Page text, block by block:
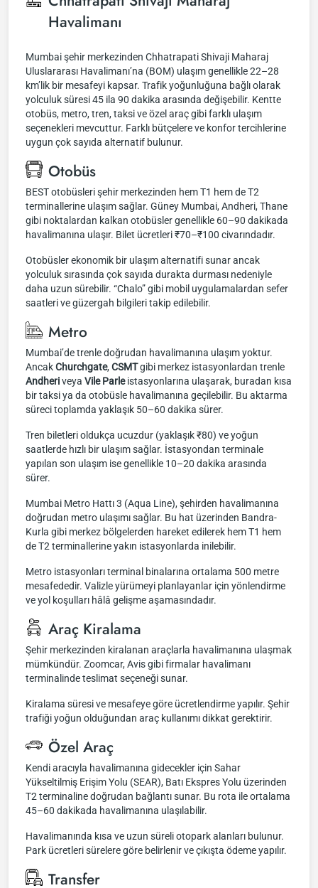
Havalimanı
Mumbai şehir merkezinden Chhatrapati Shivaji Maharaj
Uluslararası Havalimanı’na (BOM) ulaşım genellikle 22–28
km’lik bir mesafeyi kapsar. Trafik yoğunluğuna bağlı olarak
yolculuk süresi 45 ila 90 dakika arasında değişebilir. Kentte
otobüs, metro, tren, taksi ve özel araç gibi farklı ulaşım
seçenekleri mevcuttur. Farklı bütçelere ve konfor tercihlerine
uygun çok sayıda alternatif bulunur.
Otobüs
BEST otobüsleri şehir merkezinden hem T1 hem de T2
terminallerine ulaşım sağlar. Güney Mumbai, Andheri, Thane
gibi noktalardan kalkan otobüsler genellikle 60–90 dakikada
havalimanına ulaşır. Bilet ücretleri ₹70–₹100 civarındadır.
Otobüsler ekonomik bir ulaşım alternatifi sunar ancak
yolculuk sırasında çok sayıda durakta durması nedeniyle
daha uzun sürebilir. “Chalo” gibi mobil uygulamalardan sefer
saatleri ve güzergah bilgileri takip edilebilir.
Metro
Mumbai’de trenle doğrudan havalimanına ulaşım yoktur.
AncakChurchgate,CSMTgibi merkez istasyonlardan trenle
Andheriveya Vile Parleistasyonlarına ulaşarak, buradan kısa
bir taksi ya da otobüsle havalimanına geçilebilir. Bu aktarma
süreci toplamda yaklaşık 50–60 dakika sürer.
Tren biletleri oldukça ucuzdur (yaklaşık ₹80) ve yoğun
saatlerde hızlı bir ulaşım sağlar. İstasyondan terminale
yapılan son ulaşım ise genellikle 10–20 dakika arasında
sürer.
Mumbai Metro Hattı 3 (Aqua Line), şehirden havalimanına
doğrudan metro ulaşımı sağlar. Bu hat üzerinden Bandra-
Kurla gibi merkez bölgelerden hareket edilerek hem T1 hem
de T2 terminallerine yakın istasyonlarda inilebilir.
Metro istasyonları terminal binalarına ortalama 500 metre
mesafededir. Valizle yürümeyi planlayanlar için yönlendirme
ve yol koşulları hâlâ gelişme aşamasındadır.
Araç Kiralama
Şehir merkezinden kiralanan araçlarla havalimanına ulaşmak
mümkündür. Zoomcar, Avis gibi firmalar havalimanı
terminalinde teslimat seçeneği sunar.
Kiralama süresi ve mesafeye göre ücretlendirme yapılır. Şehir
trafiği yoğun olduğundan araç kullanımı dikkat gerektirir.
Özel Araç
Kendi aracıyla havalimanına gidecekler için Sahar
Yükseltilmiş Erişim Yolu (SEAR), Batı Ekspres Yolu üzerinden
T2 terminaline doğrudan bağlantı sunar. Bu rota ile ortalama
45–60 dakikada havalimanına ulaşılabilir.
Havalimanında kısa ve uzun süreli otopark alanları bulunur.
Park ücretleri sürelere göre belirlenir ve çıkışta ödeme yapılır.
Transfer